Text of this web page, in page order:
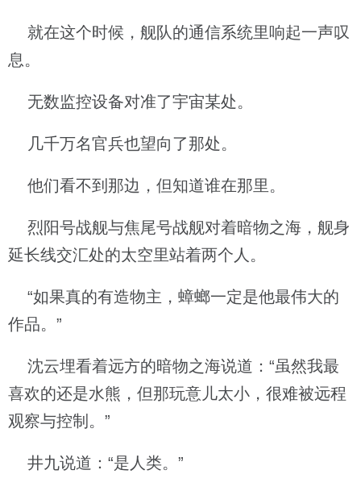
就在这个时候，舰队的通信系统里响起一声叹
息。
无数监控设备对准了宇宙某处。
几千万名官兵也望向了那处。
他们看不到那边，但知道谁在那里。
烈阳号战舰与焦尾号战舰对着暗物之海，舰身
延长线交汇处的太空里站着两个人。
“如果真的有造物主，蟑螂一定是他最伟大的
作品。”
沈云埋看着远方的暗物之海说道：“虽然我最
喜欢的还是水熊，但那玩意儿太小，很难被远程
观察与控制。”
井九说道：“是人类。”